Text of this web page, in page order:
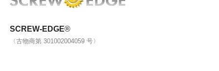
SCREW-EDGE®
〈古物商第 301002004059 号〉